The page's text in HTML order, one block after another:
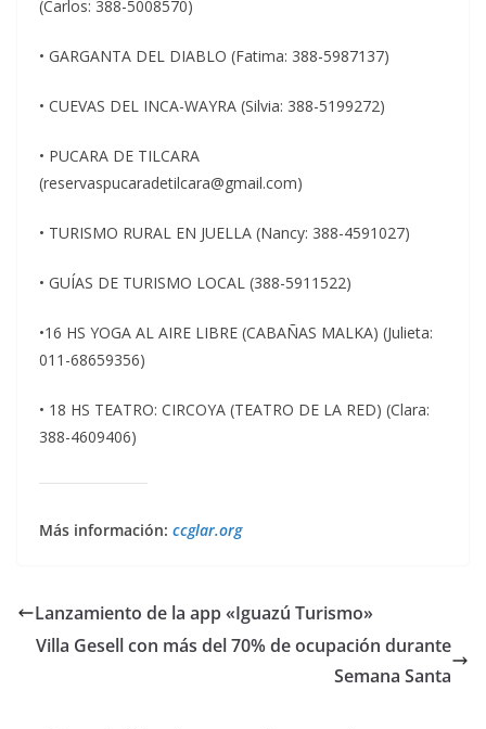
(Carlos: 388-5008570)
• GARGANTA DEL DIABLO (Fatima: 388-5987137)
• CUEVAS DEL INCA-WAYRA (Silvia: 388-5199272)
• PUCARA DE TILCARA
(reservaspucaradetilcara@gmail.com)
• TURISMO RURAL EN JUELLA (Nancy: 388-4591027)
• GUÍAS DE TURISMO LOCAL (388-5911522)
•16 HS YOGA AL AIRE LIBRE (CABAÑAS MALKA) (Julieta:
011-68659356)
• 18 HS TEATRO: CIRCOYA (TEATRO DE LA RED) (Clara:
388-4609406)
Más información: ccglar.org
Lanzamiento de la app «Iguazú Turismo»
Villa Gesell con más del 70% de ocupación durante
Semana Santa